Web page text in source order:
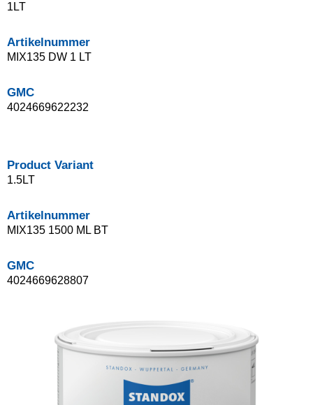
1LT
Artikelnummer
MIX135 DW 1 LT
GMC
4024669622232
Product Variant
1.5LT
Artikelnummer
MIX135 1500 ML BT
GMC
4024669628807